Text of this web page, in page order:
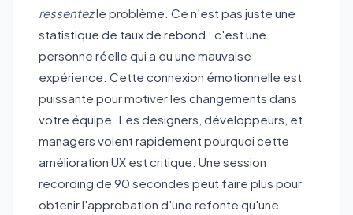
ressentezle problème. Ce n'est pas juste une
statistique de taux de rebond : c'est une
personne réelle qui a eu une mauvaise
expérience. Cette connexion émotionnelle est
puissante pour motiver les changements dans
votre équipe. Les designers, développeurs, et
managers voient rapidement pourquoi cette
amélioration UX est critique. Une session
recording de 90 secondes peut faire plus pour
obtenir l'approbation d'une refonte qu'une